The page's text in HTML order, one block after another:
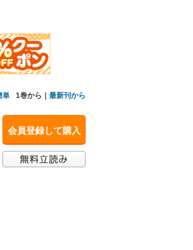
単 1巻から｜ 最新刊から
会員登録して購入